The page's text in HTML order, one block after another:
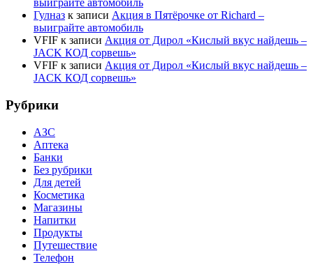
выиграйте автомобиль
Гулназ к записи Акция в Пятёрочке от Richard –
выиграйте автомобиль
VFIF к записи Акция от Дирол «Кислый вкус найдешь –
JACK КОД сорвешь»
VFIF к записи Акция от Дирол «Кислый вкус найдешь –
JACK КОД сорвешь»
Рубрики
АЗС
Аптека
Банки
Без рубрики
Для детей
Косметика
Магазины
Напитки
Продукты
Путешествие
Телефон